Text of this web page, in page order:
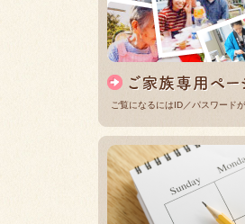
ご覧になるにはID／パスワードが